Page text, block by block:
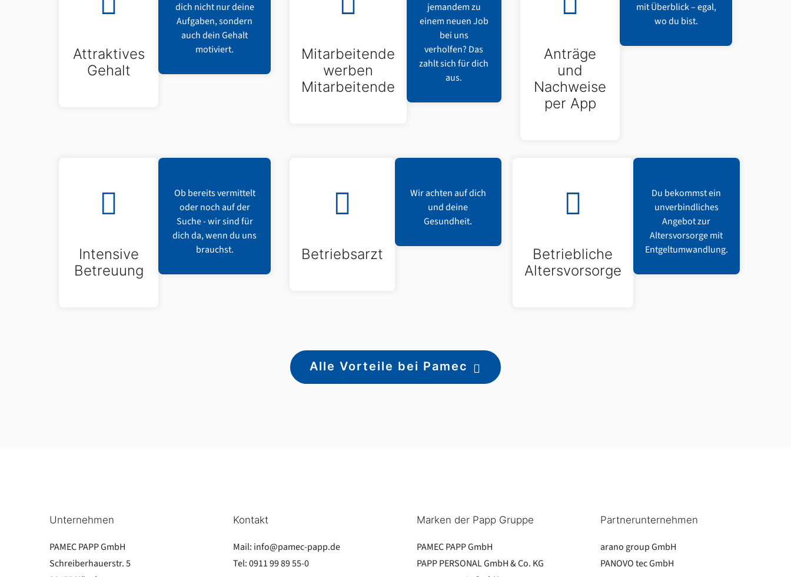
Attraktives
Gehalt
dich nicht nur deine
Aufgaben, sondern
auch dein Gehalt
motiviert.
Mitarbeitende
werben
Mitarbeitende
jemandem zu
einem neuen Job
bei uns
verholfen? Das
zahlt sich für dich
aus.
Anträge
und
Nachweise
per App
mit Überblick – egal,
wo du bist.
Intensive
Betreuung
Ob bereits vermittelt
oder noch auf der
Suche - wir sind für
dich da, wenn du uns
brauchst.
Betriebsarzt
Wir achten auf dich
und deine
Gesundheit.
Betriebliche
Altersvorsorge
Du bekommst ein
unverbindliches
Angebot zur
Altersvorsorge mit
Entgeltumwandlung.
Alle Vorteile bei Pamec
Unternehmen
PAMEC PAPP GmbH
Schreiberhauerstr. 5
Kontakt
Mail: info@pamec-papp.de
Tel:0911 99 89 55-0
Marken der Papp Gruppe
PAMEC PAPP GmbH
PAPP PERSONAL GmbH & Co. KG
Partnerunternehmen
arano group GmbH
PANOVO tec GmbH